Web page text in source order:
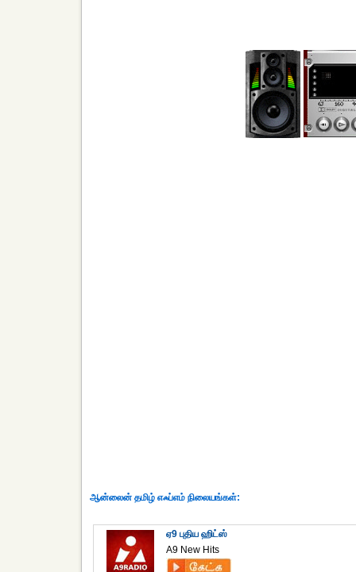
ஆன்லைன் தமிழ் எஃப்எம் நிலையங்கள்:
ஏ9 புதிய ஹிட்ஸ்
A9 New Hits